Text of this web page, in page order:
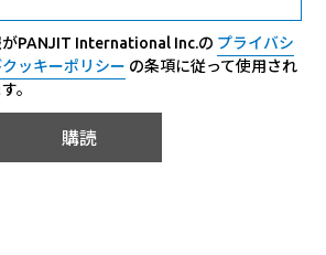
購読
PANJIT International Inc.の プライバシ
ッキーポリシー の条項に従って使用され
。